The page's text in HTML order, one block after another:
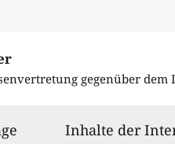
gegenüber dem
ausgewähltInhalte der